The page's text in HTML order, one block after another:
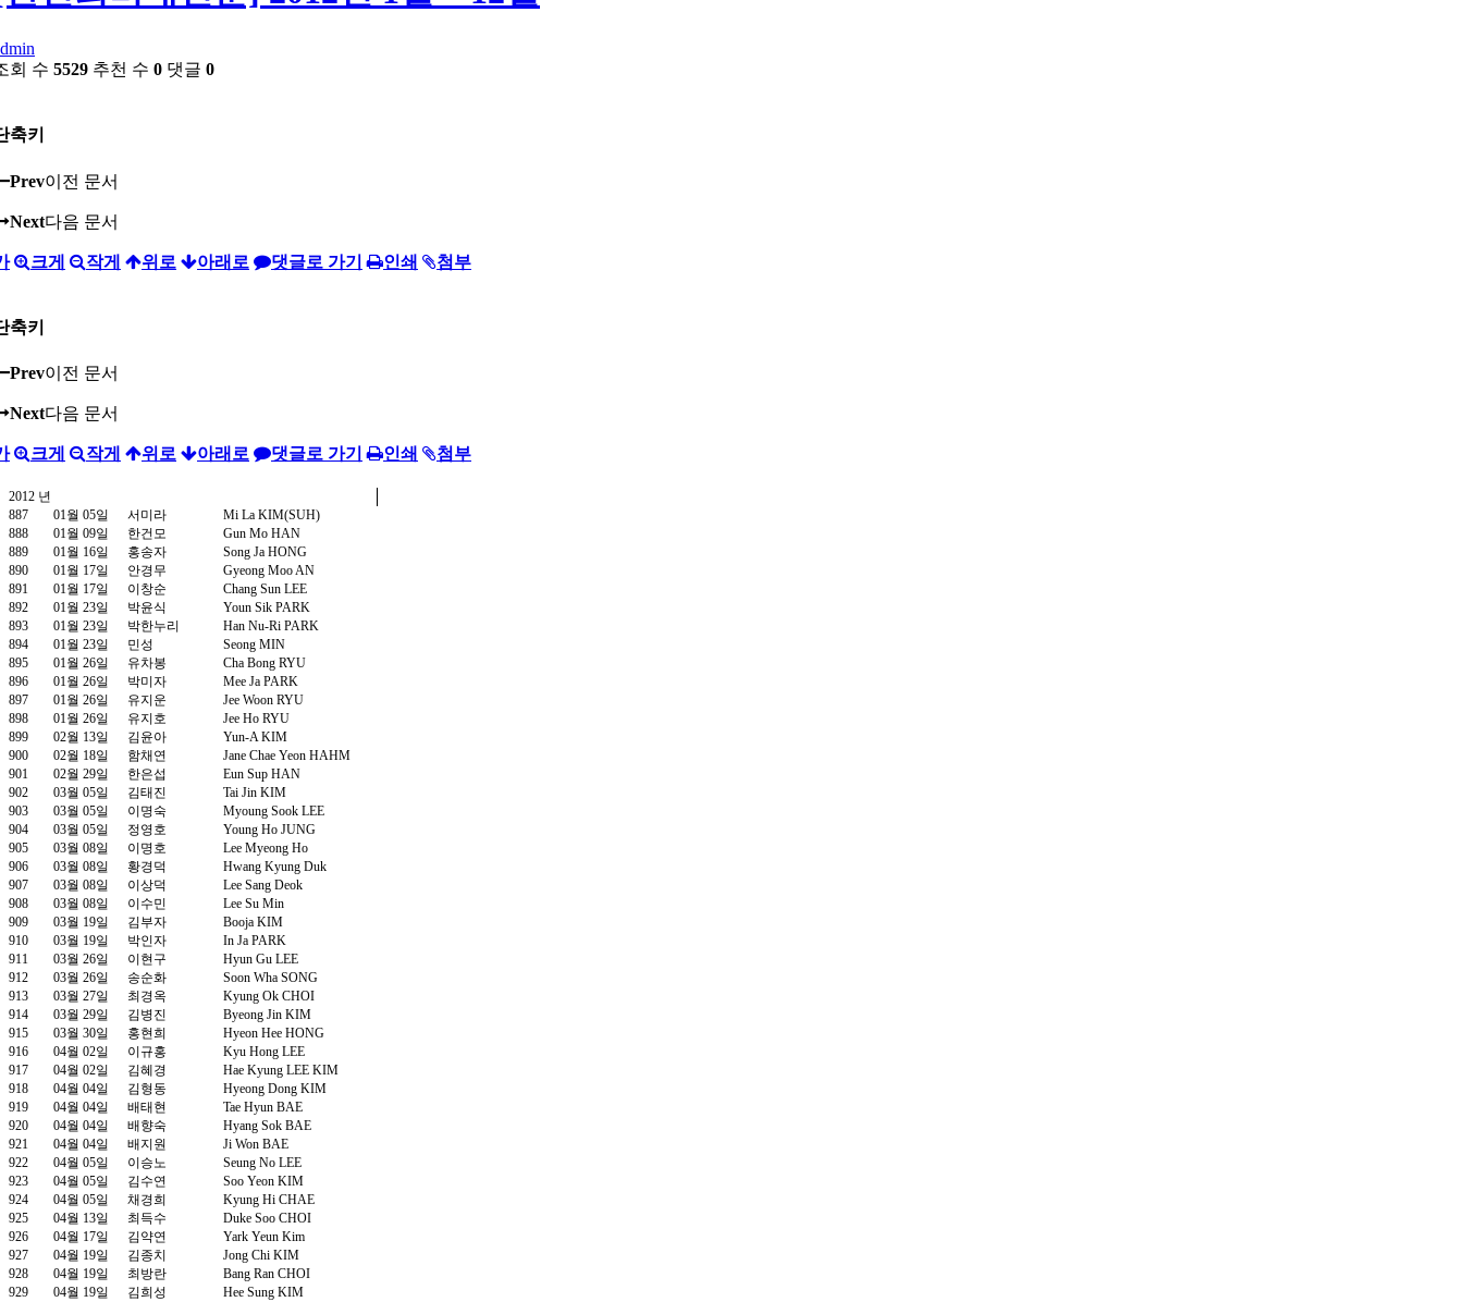
회 수 5529 추천 수 0 댓글 0
축키
Prev이전 문서
Next다음 문서
크게 작게 위로 아래로 댓글로 가기 인쇄 첨부
축키
Prev이전 문서
Next다음 문서
크게 작게 위로 아래로 댓글로 가기 인쇄 첨부
2012 년
887
01월 05일 서미라
Mi La KIM(SUH)
888
01월 09일 한건모
Gun Mo HAN
889
01월 16일 홍송자
Song Ja HONG
890
01월 17일 안경무
Gyeong Moo AN
891
01월 17일 이창순
Chang Sun LEE
892
01월 23일 박윤식
Youn Sik PARK
893
01월 23일 박한누리
Han Nu-Ri PARK
894
01월 23일 민성
Seong MIN
895
01월 26일 유차봉
Cha Bong RYU
896
01월 26일 박미자
Mee Ja PARK
897
01월 26일 유지운
Jee Woon RYU
898
01월 26일 유지호
Jee Ho RYU
899
02월 13일 김윤아
Yun-A KIM
900
02월 18일 함채연
Jane Chae Yeon HAHM
901
02월 29일 한은섭
Eun Sup HAN
902
03월 05일 김태진
Tai Jin KIM
903
03월 05일 이명숙
Myoung Sook LEE
904
03월 05일 정영호
Young Ho JUNG
905
03월 08일 이명호
Lee Myeong Ho
906
03월 08일 황경덕
Hwang Kyung Duk
907
03월 08일 이상덕
Lee Sang Deok
908
03월 08일 이수민
Lee Su Min
909
03월 19일 김부자
Booja KIM
910
03월 19일 박인자
In Ja PARK
911
03월 26일 이현구
Hyun Gu LEE
912
03월 26일 송순화
Soon Wha SONG
913
03월 27일 최경옥
Kyung Ok CHOI
914
03월 29일 김병진
Byeong Jin KIM
915
03월 30일 홍현희
Hyeon Hee HONG
916
04월 02일 이규홍
Kyu Hong LEE
917
04월 02일 김혜경
Hae Kyung LEE KIM
918
04월 04일 김형동
Hyeong Dong KIM
919
04월 04일 배태현
Tae Hyun BAE
920
04월 04일 배향숙
Hyang Sok BAE
921
04월 04일 배지원
Ji Won BAE
922
04월 05일 이승노
Seung No LEE
923
04월 05일 김수연
Soo Yeon KIM
924
04월 05일 채경희
Kyung Hi CHAE
925
04월 13일 최득수
Duke Soo CHOI
926
04월 17일 김약연
Yark Yeun Kim
927
04월 19일 김종치
Jong Chi KIM
928
04월 19일 최방란
Bang Ran CHOI
929
04월 19일 김희성
Hee Sung KIM